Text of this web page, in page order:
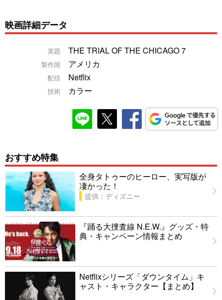
映画詳細データ
英題 THE TRIAL OF THE CHICAGO 7
製作国 アメリカ
配信 Netflix
技術 カラー
おすすめ特集
全身タトゥーのヒーロー、実写版が
凄かった！
提供：ディズニー
『踊る大捜査線 N.E.W.』グッズ・特
典・キャンペーン情報まとめ
Netflixシリーズ「ダウンタイム」キ
ャスト・キャラクター【まとめ】